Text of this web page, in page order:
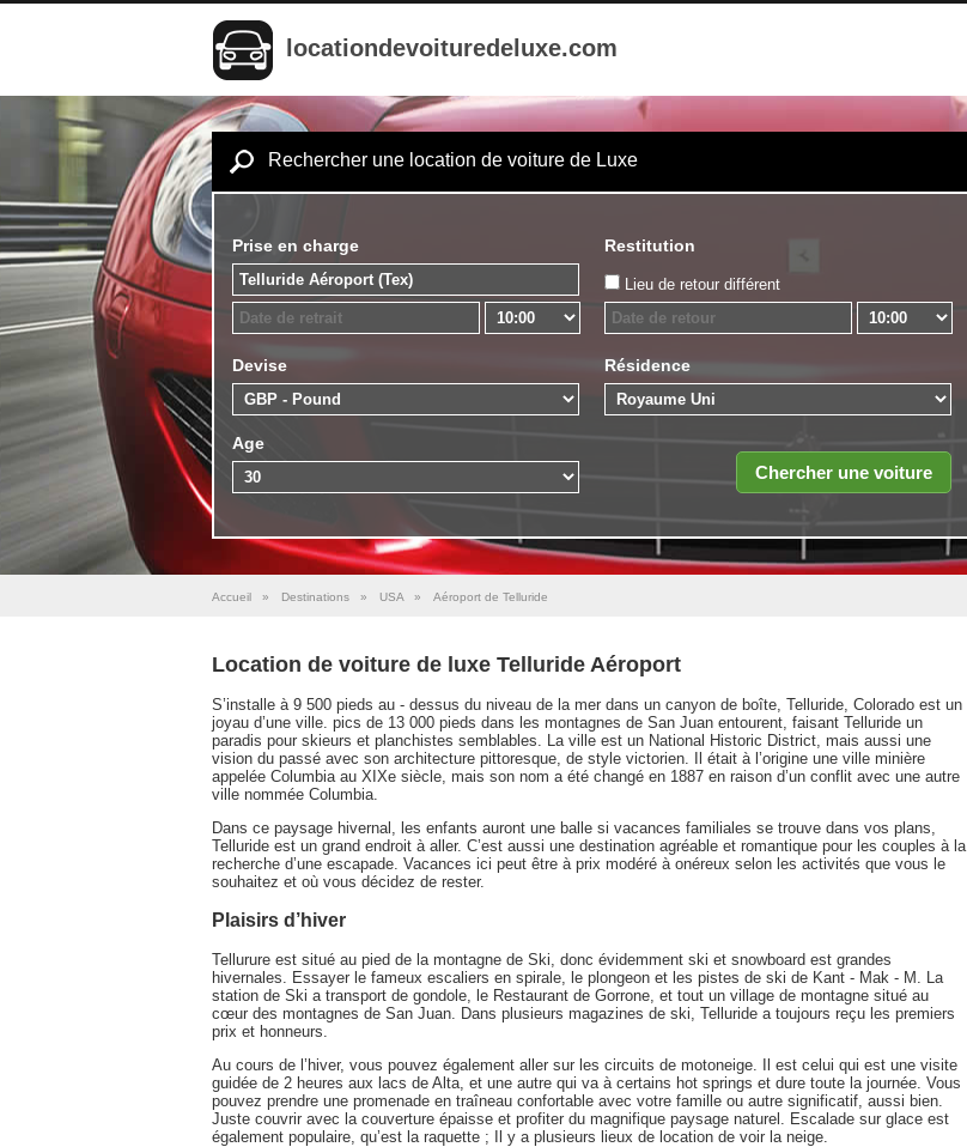
locationdevoituredeluxe.com
Rechercher une location de voiture de Luxe
Prise en charge Restitution
Lieu de retour différent
Devise Résidence
Age
Accueil » Destinations » USA » Aéroport de Telluride
Location de voiture de luxe Telluride Aéroport
S’installe à 9 500 pieds au - dessus du niveau de la mer dans un canyon de boîte, Telluride, Colorado est un
joyau d’une ville. pics de 13 000 pieds dans les montagnes de San Juan entourent, faisant Telluride un
paradis pour skieurs et planchistes semblables. La ville est un National Historic District, mais aussi une
vision du passé avec son architecture pittoresque, de style victorien. Il était à l’origine une ville minière
appelée Columbia au XIXe siècle, mais son nom a été changé en 1887 en raison d’un conflit avec une autre
ville nommée Columbia.
Dans ce paysage hivernal, les enfants auront une balle si vacances familiales se trouve dans vos plans,
Telluride est un grand endroit à aller. C’est aussi une destination agréable et romantique pour les couples à la
recherche d’une escapade. Vacances ici peut être à prix modéré à onéreux selon les activités que vous le
souhaitez et où vous décidez de rester.
Plaisirs d’hiver
Tellurure est situé au pied de la montagne de Ski, donc évidemment ski et snowboard est grandes
hivernales. Essayer le fameux escaliers en spirale, le plongeon et les pistes de ski de Kant - Mak - M. La
station de Ski a transport de gondole, le Restaurant de Gorrone, et tout un village de montagne situé au
cœur des montagnes de San Juan. Dans plusieurs magazines de ski, Telluride a toujours reçu les premiers
prix et honneurs.
Au cours de l’hiver, vous pouvez également aller sur les circuits de motoneige. Il est celui qui est une visite
guidée de 2 heures aux lacs de Alta, et une autre qui va à certains hot springs et dure toute la journée. Vous
pouvez prendre une promenade en traîneau confortable avec votre famille ou autre significatif, aussi bien.
Juste couvrir avec la couverture épaisse et profiter du magnifique paysage naturel. Escalade sur glace est
également populaire, qu’est la raquette ; Il y a plusieurs lieux de location de voir la neige.